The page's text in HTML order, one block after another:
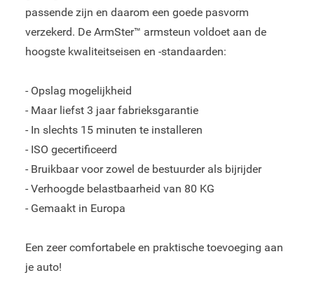
passende zijn en daarom een goede pasvorm
verzekerd. De ArmSter™ armsteun voldoet aan de
hoogste kwaliteitseisen en -standaarden:
- Opslag mogelijkheid
- Maar liefst 3 jaar fabrieksgarantie
- In slechts 15 minuten te installeren
- ISO gecertificeerd
- Bruikbaar voor zowel de bestuurder als bijrijder
- Verhoogde belastbaarheid van 80 KG
- Gemaakt in Europa
Een zeer comfortabele en praktische toevoeging aan
je auto!